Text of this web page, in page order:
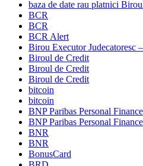
baza de date rau platnici
BCR
BCR
BCR Alert
Birou Executor Judecatoresc
Biroul de Credit
Biroul de Credit
Biroul de Credit
bitcoin
bitcoin
BNP Paribas Personal Finance
BNP Paribas Personal Finance
BNR
BNR
BonusCard